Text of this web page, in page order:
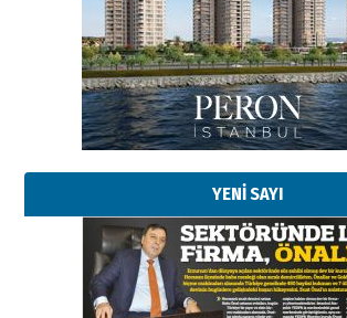
YENİ SAYI
Başkan Sekmen’den Erzurum’a
bir vizyon proje daha!
02 Ağustos 2026 Pazar
Kadir SABUNCUOĞLU
Erzurumspor’un köşe taşları
29 Haziran 2026 Pazartesi
Kenan GÜLERCİ
Murat Şahsuvaroğlu ERKON’da
çıtayı yukarı taşırken,
yönetimdekiler aşağı
çekmemeli!
17 Şubat 2026 SalıOrhan BOZKURT